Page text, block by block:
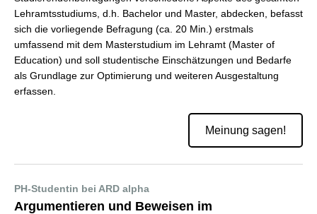
Lehramtsstudiums, d.h. Bachelor und Master, abdecken, befasst
sich die vorliegende Befragung (ca. 20 Min.) erstmals
umfassend mit dem Masterstudium im Lehramt (Master of
Education) und soll studentische Einschätzungen und Bedarfe
als Grundlage zur Optimierung und weiteren Ausgestaltung
erfassen.
Meinung sagen!
PH-Studentin bei ARD alpha
Argumentieren und Beweisen im